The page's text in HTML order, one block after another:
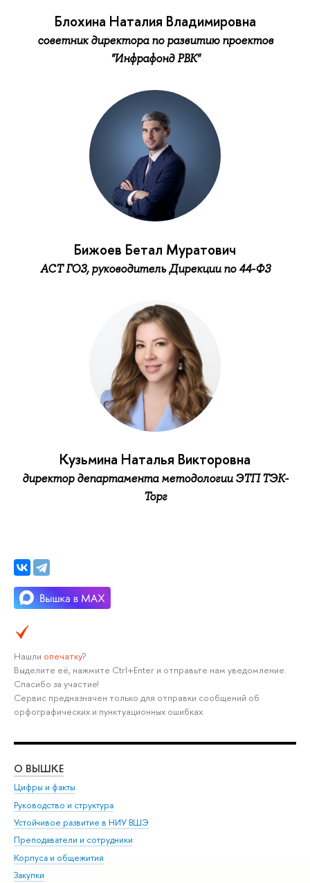
Блохина Наталия Владимировна
советник директора по развитию проектов
"Инфрафонд РВК"
Бижоев Бетал Муратович
АСТ ГОЗ, руководитель Дирекции по 44-ФЗ
Кузьмина Наталья Викторовна
директор департамента методологии ЭТП ТЭК-
Торг
Нашли опечатку?
Выделите её, нажмите Ctrl+Enter и отправьте нам уведомление.
Спасибо за участие!
Сервис предназначен только для отправки сообщений об
орфографических и пунктуационных ошибках.
О ВЫШКЕ
Цифры и факты
Руководство и структура
Устойчивое развитие в НИУ ВШЭ
Преподаватели и сотрудники
Корпуса и общежития
Закупки